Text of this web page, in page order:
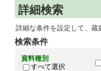
詳細検索
詳細な条件を設定して、蔵
検索条件
資料種別
すべて選択